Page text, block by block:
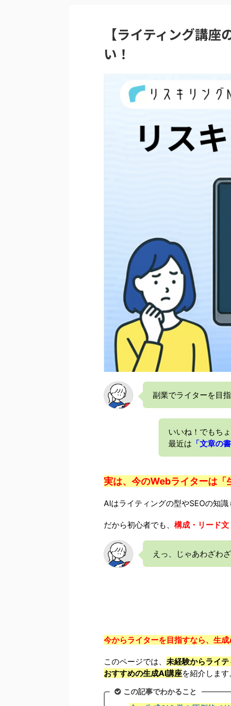
【ライティング講
い！
副業でライターを目指
いいね！でもちょ
最近は 「文章の
実は、今のWebライターは「
AIはライティングの型やSEOの知識
だから初心者でも、 構成・リード
えっ、じゃあわざわ
今からライターを目指すなら、生
このページでは、 未経験からライ
おすすめの生成AI講座を紹介します
この記事でわかること